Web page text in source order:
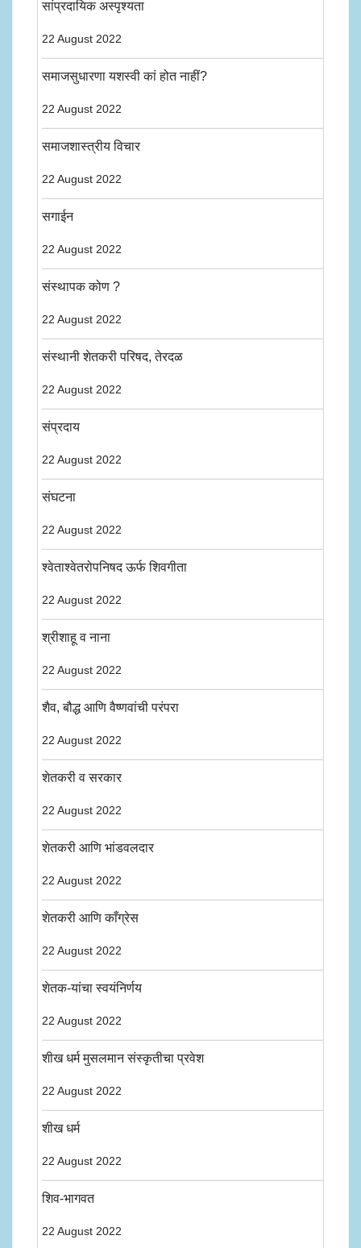
सांप्रदायिक अस्पृश्यता
22 August 2022
समाजसुधारणा यशस्वी कां होत नाहीं?
22 August 2022
समाजशास्त्रीय विचार
22 August 2022
सगाईन
22 August 2022
संस्थापक कोण ?
22 August 2022
संस्थानी शेतकरी परिषद, तेरदळ
22 August 2022
संप्रदाय
22 August 2022
संघटना
22 August 2022
श्वेताश्वेतरोपनिषद ऊर्फ शिवगीता
22 August 2022
श्रीशाहू व नाना
22 August 2022
शैव, बौद्ध आणि वैष्णवांची परंपरा
22 August 2022
शेतकरी व सरकार
22 August 2022
शेतकरी आणि भांडवलदार
22 August 2022
शेतकरी आणि काँग्रेस
22 August 2022
शेतक-यांचा स्वयंनिर्णय
22 August 2022
शीख धर्म मुसलमान संस्कृतीचा प्रवेश
22 August 2022
शीख धर्म
22 August 2022
शिव-भागवत
22 August 2022